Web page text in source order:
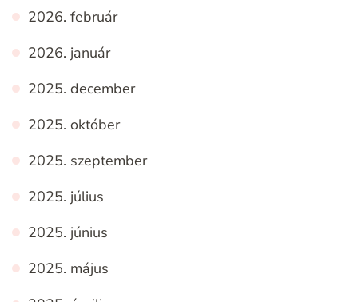
2026. február
2026. január
2025. december
2025. október
2025. szeptember
2025. július
2025. június
2025. május